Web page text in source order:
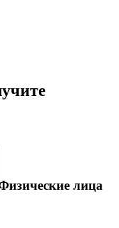
лица